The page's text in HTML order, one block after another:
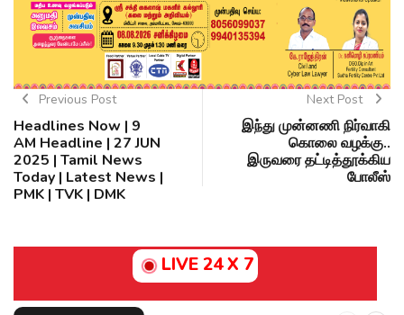
Previous Post
Headlines Now | 9
AM Headline | 27 JUN
2025 | Tamil News
Today | Latest News |
PMK | TVK | DMK
Next Post
இந்து முன்னணி நிர்வாகி
கொலை வழக்கு..
இருவரை தட்டித்தூக்கிய
போலீஸ்
LIVE 24 X 7